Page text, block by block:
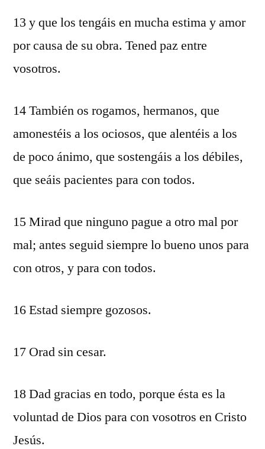
13 y que los tengáis en mucha estima y amor
por causa de su obra. Tened paz entre
vosotros.
14 También os rogamos, hermanos, que
amonestéis a los ociosos, que alentéis a los
de poco ánimo, que sostengáis a los débiles,
que seáis pacientes para con todos.
15 Mirad que ninguno pague a otro mal por
mal; antes seguid siempre lo bueno unos para
con otros, y para con todos.
16 Estad siempre gozosos.
17 Orad sin cesar.
18 Dad gracias en todo, porque ésta es la
voluntad de Dios para con vosotros en Cristo
Jesús.